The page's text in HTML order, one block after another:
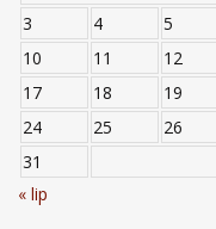
3
4 5
10
11 12
17
18 19
24
25 26
31
« lip